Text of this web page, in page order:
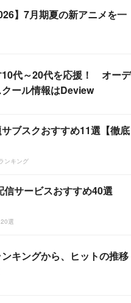
】7月期夏の新アニメを一
10代～20代を応援！ オーデ
ール情報はDeview
ブスクおすすめ11選【徹底
ンキング
信サービスおすすめ40選
選
キングから、ヒットの推移